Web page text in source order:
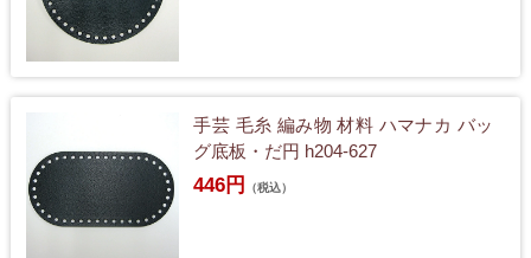
手芸 毛糸 編み物 材料 ハマナカ バッ
グ底板・だ円 h204-627
446円 （税込）